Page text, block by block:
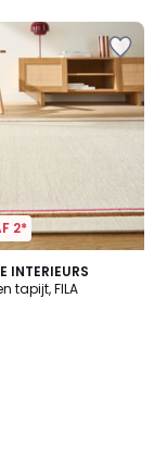
2*
INTERIEURS
tapijt, FILA